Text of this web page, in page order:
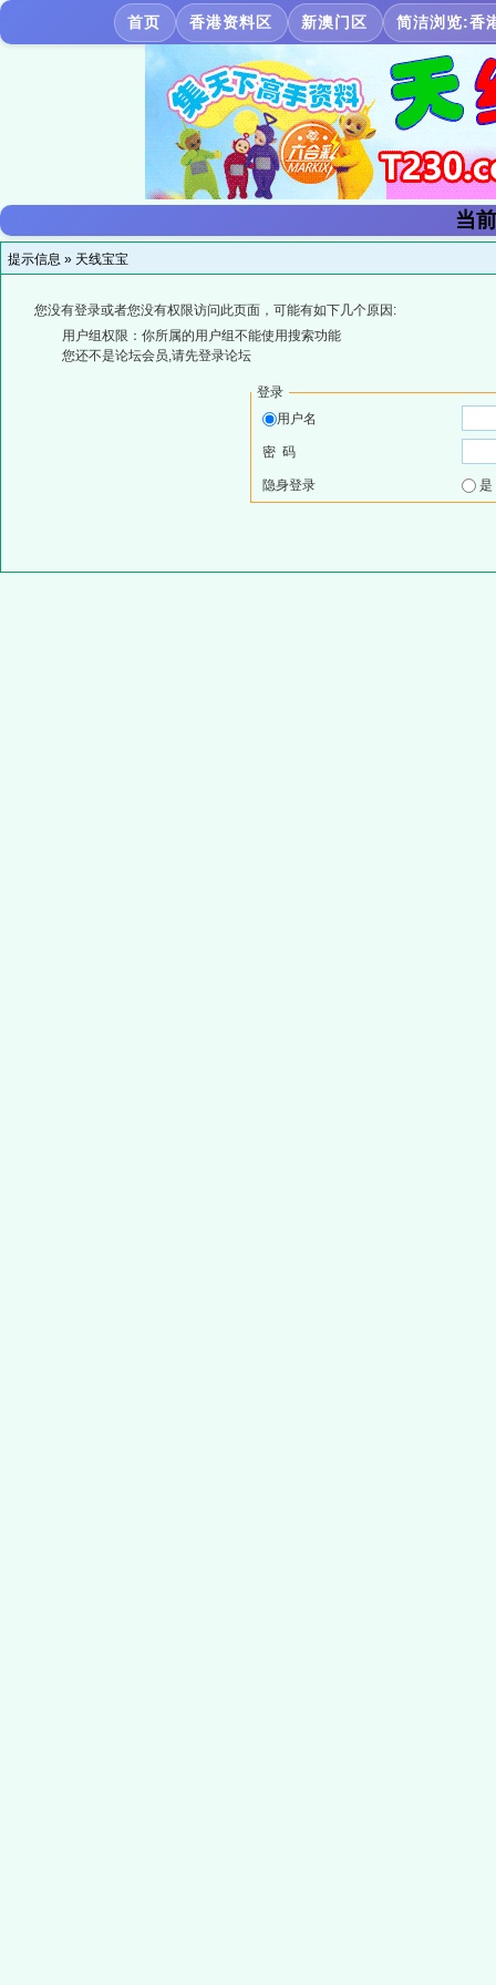
首页 香港资料区 新澳门区 简洁浏览:香
当
提示信息 » 天线宝宝
您没有登录或者您没有权限访问此页面，可能有如下几个原因:
用户组权限：你所属的用户组不能使用搜索功能
您还不是论坛会员,请先登录论坛
登录
用户名
密 码
隐身登录